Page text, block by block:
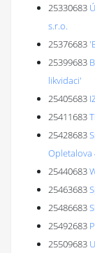
25330683
s.r.o.
25376683
25399683
likvidaci'
25405683
25411683
25428683
Opletalova
25440683
25463683
25486683
25492683
25509683